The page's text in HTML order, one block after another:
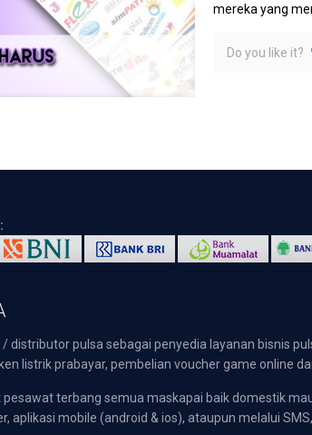
mereka yang
Do you like it?
distributor pulsa sebagai penyedia layanan bisnis
listrik prabayar, pembelian voucher game online
terbang semua maskapai baik domestik
aplikasi mobile (android & ios), ataupun melalui